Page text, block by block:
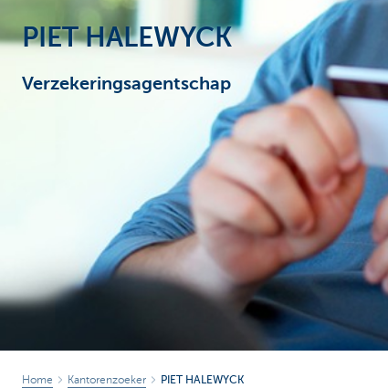
Particulieren
PIET HALEWYCK
Verzekeringsagentschap
Home Kantorenzoeker PIET HALEWYCK